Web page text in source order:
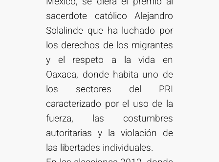
sacerdote católico Alejandro
Solalinde que ha luchado por
los derechos de los migrantes
y el respeto a la vida en
Oaxaca, donde habita uno de
los sectores del PRI
caracterizado por el uso de la
fuerza, las costumbres
autoritarias y la violación de
las libertades individuales.